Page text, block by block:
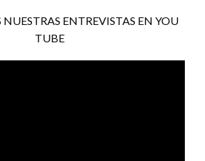
ENTREVISTAS EN YOU
TUBE